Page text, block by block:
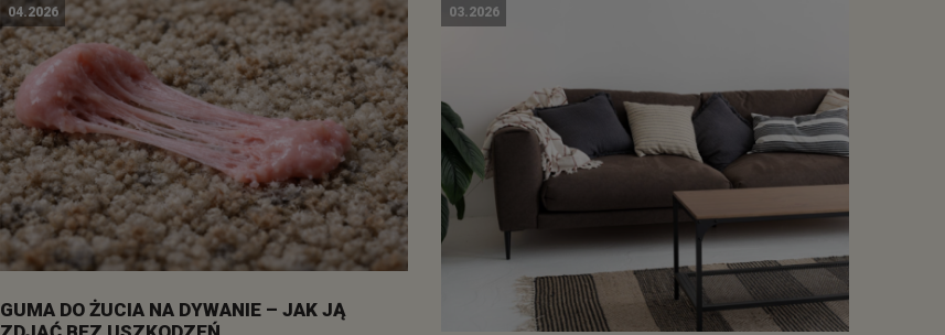
04.2026
GUMA DO ŻUCIA NA DYWANIE – JAK JĄ
03.2026